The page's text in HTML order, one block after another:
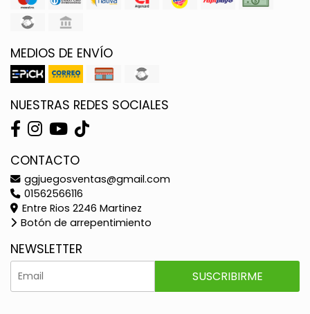
MEDIOS DE ENVÍO
NUESTRAS REDES SOCIALES
CONTACTO
ggjuegosventas@gmail.com
01562566116
Entre Rios 2246 Martinez
Botón de arrepentimiento
NEWSLETTER
SUSCRIBIRME